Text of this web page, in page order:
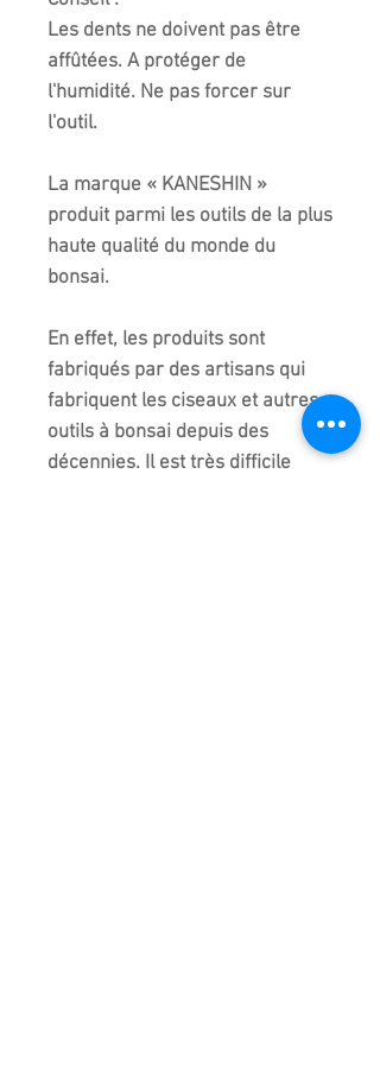
Les dents ne doivent pas être
affûtées. A protéger de
l'humidité. Ne pas forcer sur
l'outil.
La marque « KANESHIN »
produit parmi les outils de la plus
haute qualité du monde du
bonsai.
En effet, les produits sont
fabriqués par des artisans qui
fabriquent les ciseaux et autres
outils à bonsai depuis des
décennies. Il est très difficile